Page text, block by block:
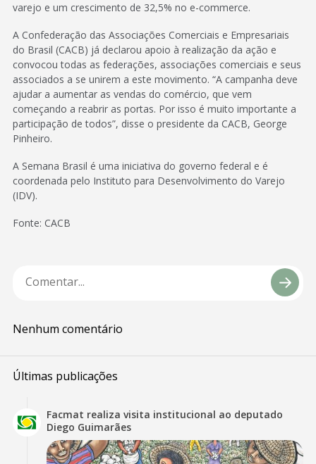
varejo e um crescimento de 32,5% no e-commerce.
A Confederação das Associações Comerciais e Empresariais
do Brasil (CACB) já declarou apoio à realização da ação e
convocou todas as federações, associações comerciais e seus
associados a se unirem a este movimento. “A campanha deve
ajudar a aumentar as vendas do comércio, que vem
começando a reabrir as portas. Por isso é muito importante a
participação de todos”, disse o presidente da CACB, George
Pinheiro.
A Semana Brasil é uma iniciativa do governo federal e é
coordenada pelo Instituto para Desenvolvimento do Varejo
(IDV).
Fonte: CACB
Nenhum comentário
Últimas publicações
Facmat realiza visita institucional ao deputado
Diego Guimarães